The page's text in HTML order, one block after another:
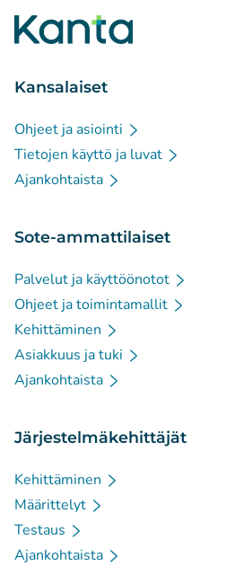
Kansalaiset
Ohjeet ja asiointi
Tietojen käyttö ja luvat
Ajankohtaista
Sote-ammattilaiset
Palvelut ja käyttöönotot
Ohjeet ja toimintamallit
Kehittäminen
Asiakkuus ja tuki
Ajankohtaista
Järjestelmäkehittäjät
Kehittäminen
Määrittelyt
Testaus
Ajankohtaista